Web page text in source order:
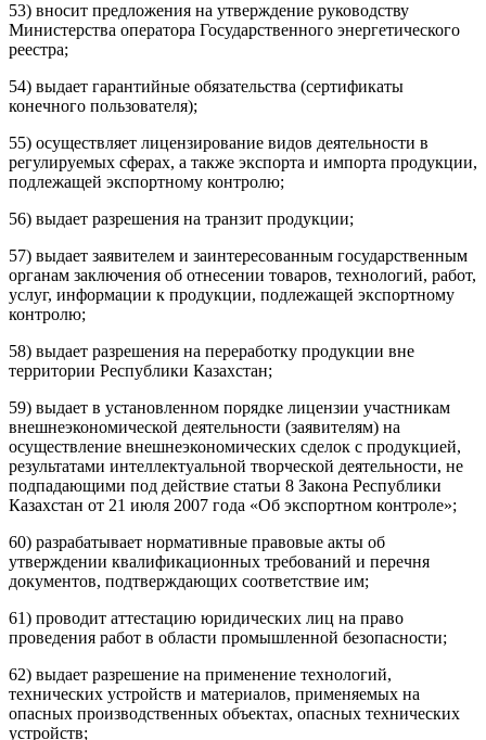
53) вносит предложения на утверждение руководству
Министерства оператора Государственного энергетического
реестра;
54) выдает гарантийные обязательства (сертификаты
конечного пользователя);
55) осуществляет лицензирование видов деятельности в
регулируемых сферах, а также экспорта и импорта продукции,
подлежащей экспортному контролю;
56) выдает разрешения на транзит продукции;
57) выдает заявителем и заинтересованным государственным
органам заключения об отнесении товаров, технологий, работ,
услуг, информации к продукции, подлежащей экспортному
контролю;
58) выдает разрешения на переработку продукции вне
территории Республики Казахстан;
59) выдает в установленном порядке лицензии участникам
внешнеэкономической деятельности (заявителям) на
осуществление внешнеэкономических сделок с продукцией,
результатами интеллектуальной творческой деятельности, не
подпадающими под действие статьи 8 Закона Республики
Казахстан от 21 июля 2007 года «Об экспортном контроле»;
60) разрабатывает нормативные правовые акты об
утверждении квалификационных требований и перечня
документов, подтверждающих соответствие им;
61) проводит аттестацию юридических лиц на право
проведения работ в области промышленной безопасности;
62) выдает разрешение на применение технологий,
технических устройств и материалов, применяемых на
опасных производственных объектах, опасных технических
устройств;